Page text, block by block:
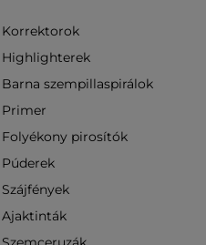
Korrektorok
Highlighterek
Barna szempillaspirálok
Primer
Folyékony pirosítók
Púderek
Szájfények
Ajaktinták